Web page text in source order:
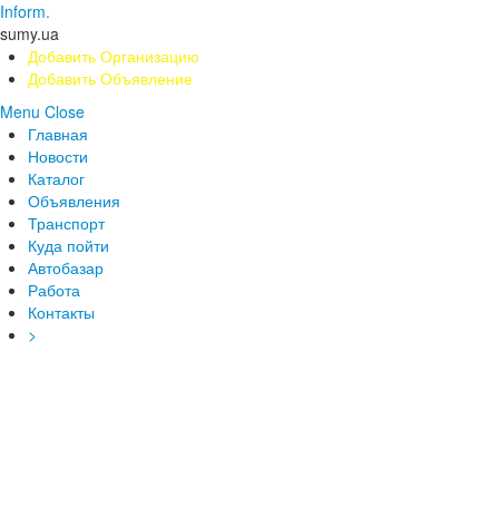
Inform.
sumy.ua
Добавить Организацию
Добавить Объявление
Menu Close
Главная
Новости
Каталог
Объявления
Транспорт
Куда пойти
Автобазар
Работа
Контакты
>